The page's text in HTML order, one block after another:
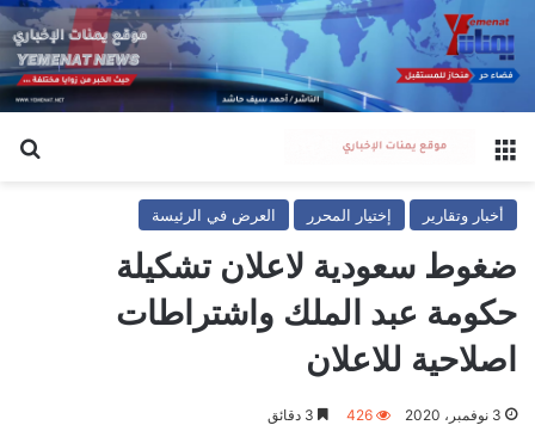
القائمة
أخبار وتقارير إختيار المحرر العرض في الرئيسة
ضغوط سعودية لاعلان تشكيلة
حكومة عبد الملك واشتراطات
اصلاحية للاعلان
3 نوفمبر، 2020 426